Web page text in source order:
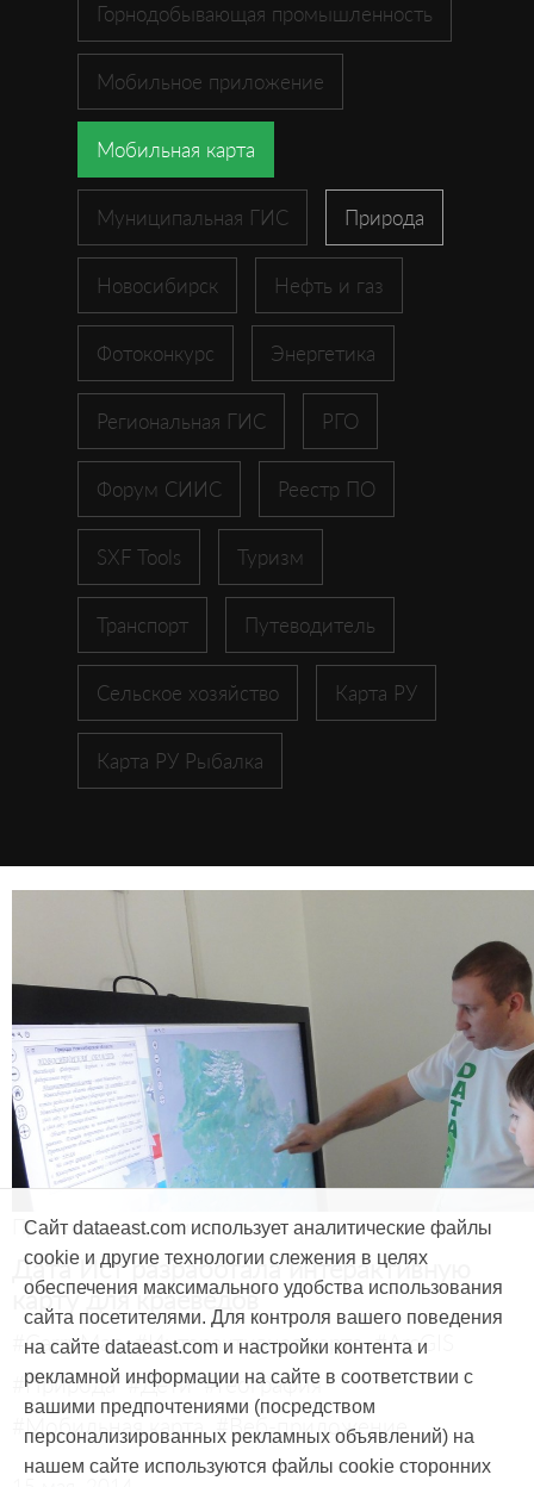
Горнодобывающая промышленность
Мобильное приложение
Мобильная карта
Муниципальная ГИС Природа
Новосибирск Нефть и газ
Фотоконкурс Энергетика
Региональная ГИС РГО
Форум СИИС Реестр ПО
SXF Tools Туризм
Транспорт Путеводитель
Сельское хозяйство Карта РУ
Карта РУ Рыбалка
Продукты и услуги
Дата Ист разработала интерактивную
карту для краеведов
#CarryMap #Интерактивная карта #ArcGIS
#Природа #Дети #География
#Мобильная карта #Веб-приложение
Сайт dataeast.com использует аналитические файлы
cookie и другие технологии слежения в целях
обеспечения максимального удобства использования
сайта посетителями. Для контроля вашего поведения
на сайте dataeast.com и настройки контента и
рекламной информации на сайте в соответствии с
вашими предпочтениями (посредством
персонализированных рекламных объявлений) на
нашем сайте используются файлы cookie сторонних